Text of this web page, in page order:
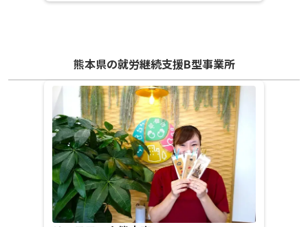
熊本県の就労継続支援B型事業所